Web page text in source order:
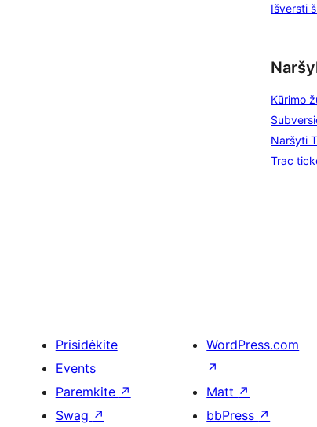
Išversti
Kūrimo
Naršyti
Trac
Prisidėkite
Events
Paremkite ↗
Swag ↗
WordPress.com
↗
Matt ↗
bbPress ↗